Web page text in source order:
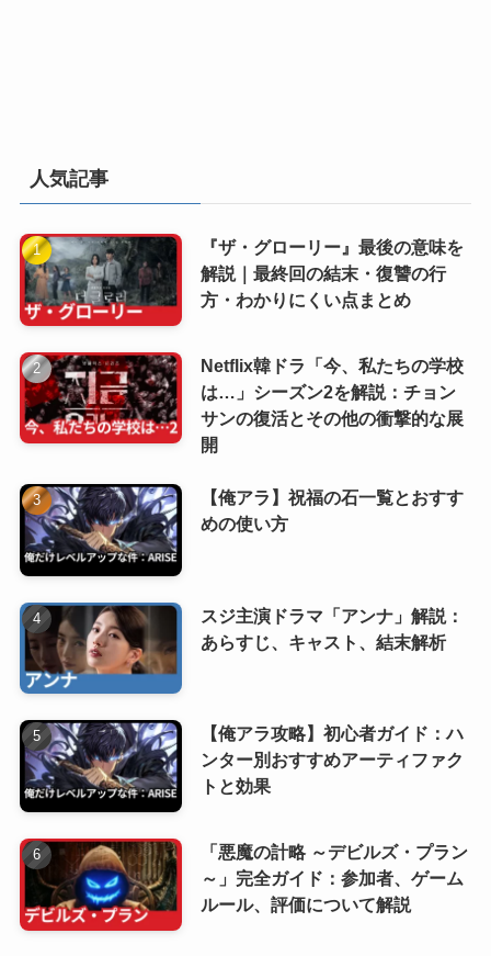
人気記事
『ザ・グローリー』最後の意味を
解説｜最終回の結末・復讐の行
方・わかりにくい点まとめ
Netflix韓ドラ「今、私たちの学校
は…」シーズン2を解説：チョン
サンの復活とその他の衝撃的な展
開
【俺アラ】祝福の石一覧とおすす
めの使い方
スジ主演ドラマ「アンナ」解説：
あらすじ、キャスト、結末解析
【俺アラ攻略】初心者ガイド：ハ
ンター別おすすめアーティファク
トと効果
「悪魔の計略 ～デビルズ・プラン
～」完全ガイド：参加者、ゲーム
ルール、評価について解説